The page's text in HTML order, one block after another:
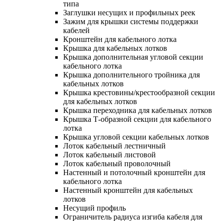
типа
Заглушки несущих и профильных реек
Зажим для крышки системы поддержки
кабелей
Кронштейн для кабельного лотка
Крышка для кабельных лотков
Крышка дополнительная угловой секции
кабельного лотка
Крышка дополнительного тройника для
кабельных лотков
Крышка крестовины/крестообразной секции
для кабельных лотков
Крышка переходника для кабельных лотков
Крышка Т-образной секции для кабельного
лотка
Крышка угловой секции кабельных лотков
Лоток кабельный лестничный
Лоток кабельный листовой
Лоток кабельный проволочный
Настенный и потолочный кронштейн для
кабельного лотка
Настенный кронштейн для кабельных
лотков
Несущий профиль
Ограничитель радиуса изгиба кабеля для